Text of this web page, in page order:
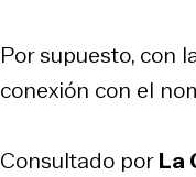
Por supuesto, con
conexión con el
Consultado porLa